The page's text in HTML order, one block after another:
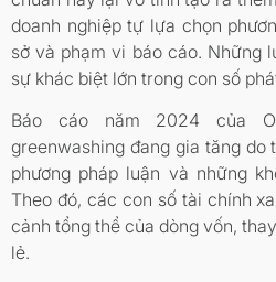
doanh nghiệp tự lựa chọn
sở và phạm vi báo cáo. Những
sự khác biệt lớn trong con số
Báo cáo năm 2024 của
greenwashing đang gia tăng do
phương pháp luận và những
Theo đó, các con số tài chính
cảnh tổng thể của dòng vốn,
lẻ.